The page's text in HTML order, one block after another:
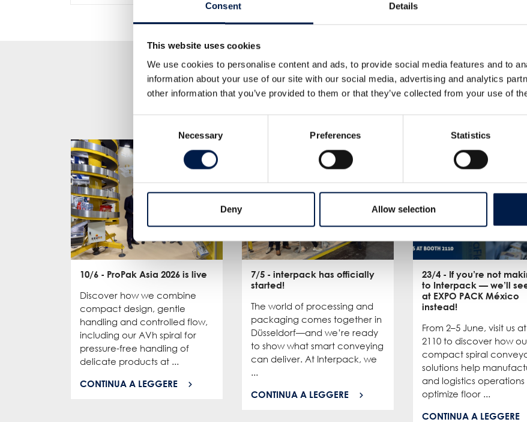
Consent Details
This website uses cookies
We use cookies to personalise content and ads, to provide social media features and to
information about your use of our site with our social media, advertising and analytics
other information that you’ve provided to them or that they’ve collected from your use of
Necessary Preferences Statistics
Deny Allow selection
Convogliamento
10/6 - ProPak Asia 2026 is live
Discover how we combine
compact design, gentle
handling and controlled flow,
including our AVh spiral for
pressure-free handling of
delicate products at ...
CONTINUA A LEGGERE
7/5 - interpack has officially
started!
The world of processing and
packaging comes together in
Düsseldorf—and we’re ready
to show what smart conveying
can deliver. At Interpack, we
CONTINUA A LEGGERE
23/4 - If you’re not
to Interpack — we’ll
at EXPO PACK México
instead!
From 2–5 June, visit us
2110 to discover how
compact spiral
solutions help
and logistics operations
optimize floor ...
CONTINUA A LEGGERE